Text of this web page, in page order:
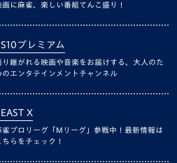
画に麻雀、楽しい番組てんこ盛り！
プレミアム
り継がれる映画や音楽をお届けする、大人のた
のエンタテインメントチャンネル
X
雀プロリーグ「Mリーグ」参戦中！最新情報は
ちらをチェック！